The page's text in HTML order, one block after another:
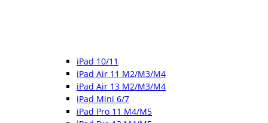
iPad 10/11
iPad Air 11 M2/M3/M4
iPad Air 13 M2/M3/M4
iPad Mini 6/7
iPad Pro 11 M4/M5